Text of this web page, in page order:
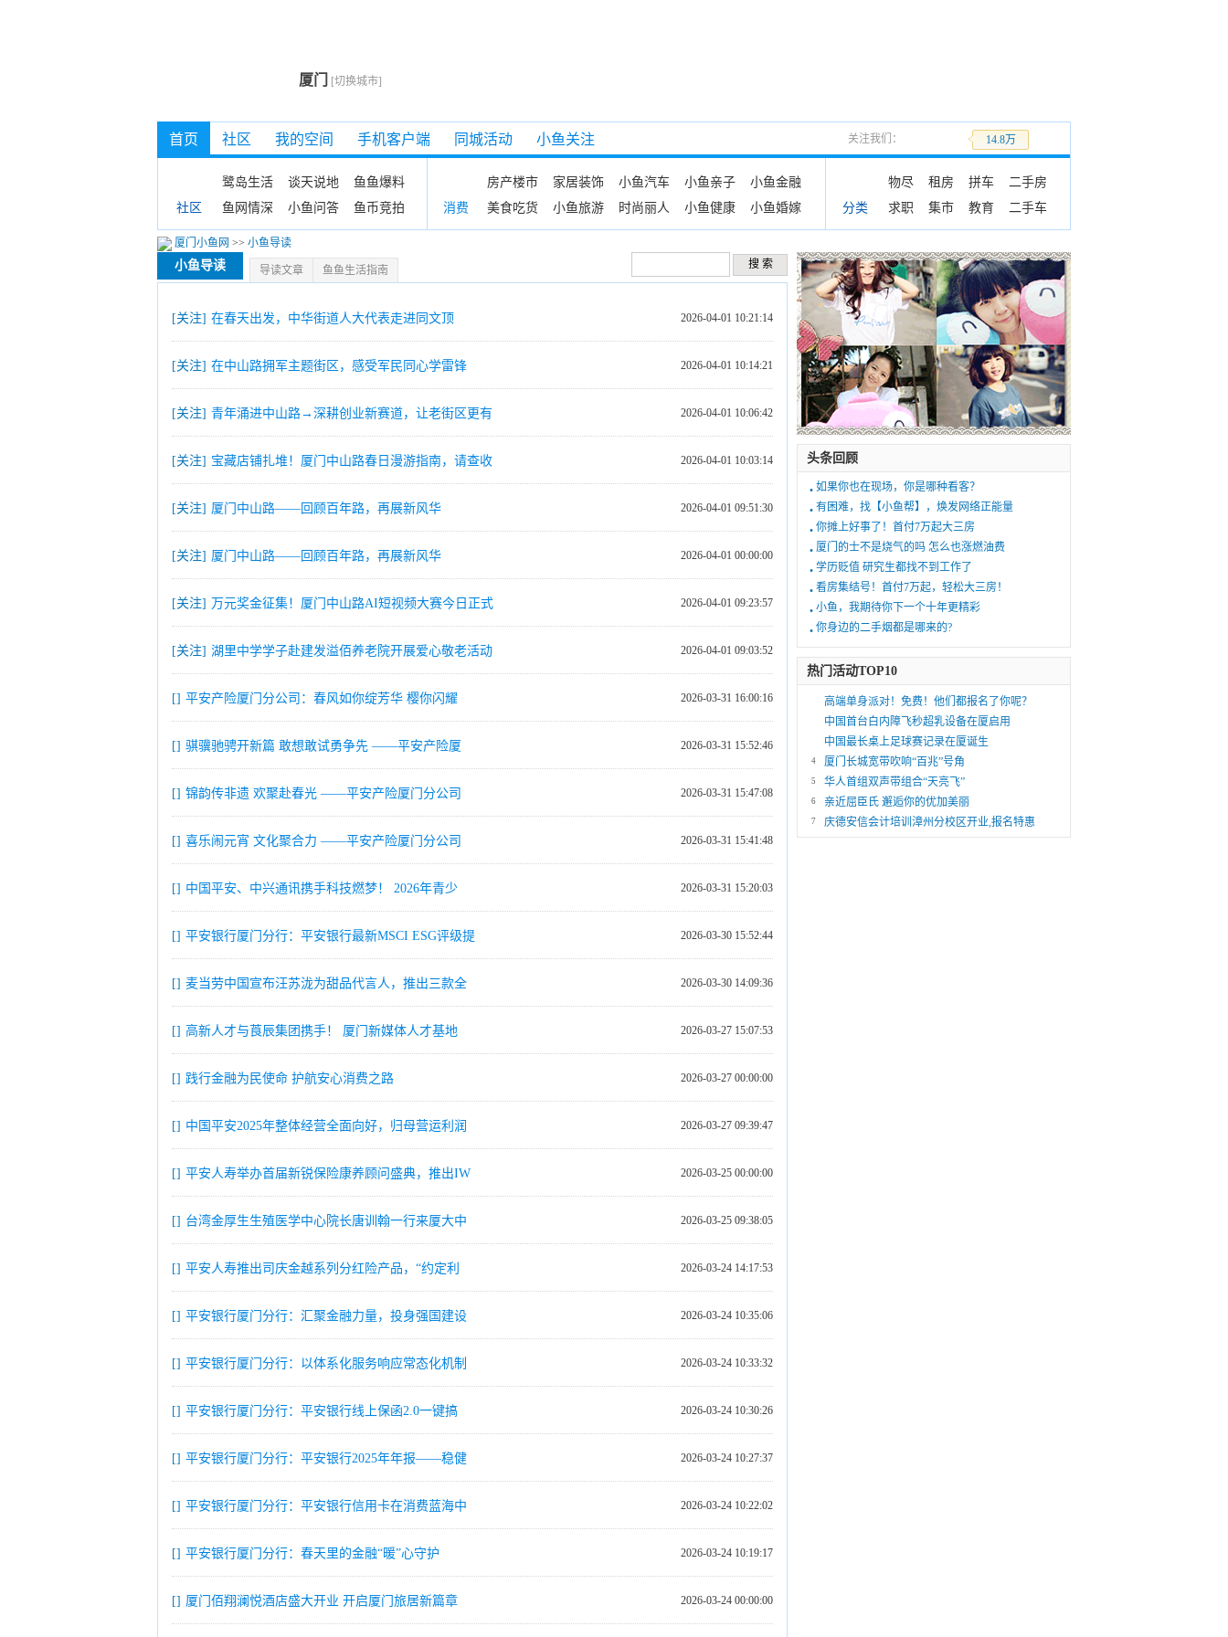
厦门 [切换城市]
首页 社区 我的空间 手机客户端 同城活动 小鱼关注 关注我们： 14.8万
社区
鹭岛生活 谈天说地
鱼鱼爆料
鱼网情深
小鱼问答 鱼币竞拍 消费
房产楼市 家居装饰 小鱼汽车 小鱼亲子
小鱼金融
美食吃货
小鱼旅游 时尚丽人 小鱼健康 小鱼婚嫁 分类
物尽 租房 拼车
二手房
求职
集市 教育 二手车
厦门小鱼网 >> 小鱼导读
小鱼导读 导读文章 鱼鱼生活指南
[关注] 在春天出发，中华街道人大代表走进同文顶 2026-04-01 10:21:14
[关注] 在中山路拥军主题街区，感受军民同心学雷锋 2026-04-01 10:14:21
[关注] 青年涌进中山路→深耕创业新赛道，让老街区更有 2026-04-01 10:06:42
[关注] 宝藏店铺扎堆！厦门中山路春日漫游指南，请查收 2026-04-01 10:03:14
[关注] 厦门中山路——回顾百年路，再展新风华 2026-04-01 09:51:30
[关注] 厦门中山路——回顾百年路，再展新风华 2026-04-01 00:00:00
[关注] 万元奖金征集！厦门中山路AI短视频大赛今日正式 2026-04-01 09:23:57
[关注] 湖里中学学子赴建发溢佰养老院开展爱心敬老活动 2026-04-01 09:03:52
[] 平安产险厦门分公司：春风如你绽芳华 樱你闪耀 2026-03-31 16:00:16
[] 骐骥驰骋开新篇 敢想敢试勇争先 ——平安产险厦 2026-03-31 15:52:46
[] 锦韵传非遗 欢聚赴春光 ——平安产险厦门分公司 2026-03-31 15:47:08
[] 喜乐闹元宵 文化聚合力 ——平安产险厦门分公司 2026-03-31 15:41:48
[] 中国平安、中兴通讯携手科技燃梦！ 2026年青少 2026-03-31 15:20:03
[] 平安银行厦门分行：平安银行最新MSCI ESG评级提 2026-03-30 15:52:44
[] 麦当劳中国宣布汪苏泷为甜品代言人，推出三款全 2026-03-30 14:09:36
[] 高新人才与莨辰集团携手！ 厦门新媒体人才基地 2026-03-27 15:07:53
[] 践行金融为民使命 护航安心消费之路 2026-03-27 00:00:00
[] 中国平安2025年整体经营全面向好，归母营运利润 2026-03-27 09:39:47
[] 平安人寿举办首届新锐保险康养顾问盛典，推出IW 2026-03-25 00:00:00
[] 台湾金厚生生殖医学中心院长唐训翰一行来厦大中 2026-03-25 09:38:05
[] 平安人寿推出司庆金越系列分红险产品，“约定利 2026-03-24 14:17:53
[] 平安银行厦门分行：汇聚金融力量，投身强国建设 2026-03-24 10:35:06
[] 平安银行厦门分行：以体系化服务响应常态化机制 2026-03-24 10:33:32
[] 平安银行厦门分行：平安银行线上保函2.0一键搞 2026-03-24 10:30:26
[] 平安银行厦门分行：平安银行2025年年报——稳健 2026-03-24 10:27:37
[] 平安银行厦门分行：平安银行信用卡在消费蓝海中 2026-03-24 10:22:02
[] 平安银行厦门分行：春天里的金融“暖”心守护 2026-03-24 10:19:17
[] 厦门佰翔澜悦酒店盛大开业 开启厦门旅居新篇章 2026-03-24 00:00:00
头条回顾
· 如果你也在现场，你是哪种看客？
· 有困难，找【小鱼帮】，焕发网络正能量
· 你摊上好事了！首付7万起大三房
· 厦门的士不是烧气的吗 怎么也涨燃油费
· 学历贬值 研究生都找不到工作了
· 看房集结号！首付7万起，轻松大三房！
· 小鱼，我期待你下一个十年更精彩
· 你身边的二手烟都是哪来的?
热门活动TOP10
高端单身派对！免费！他们都报名了你呢？
中国首台白内障飞秒超乳设备在厦启用
中国最长桌上足球赛记录在厦诞生
4 厦门长城宽带吹响“百兆”号角
5 华人首组双声带组合“天亮飞”
6 亲近屈臣氏 邂逅你的优加美丽
7 庆德安信会计培训漳州分校区开业,报名特惠